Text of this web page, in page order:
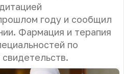
году и сообщил
Фармация и терапия
по